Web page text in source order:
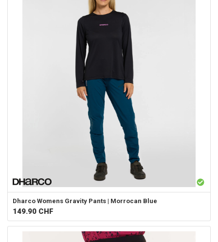
Dharco Womens Gravity Pants | Morrocan Blue
149.90 CHF